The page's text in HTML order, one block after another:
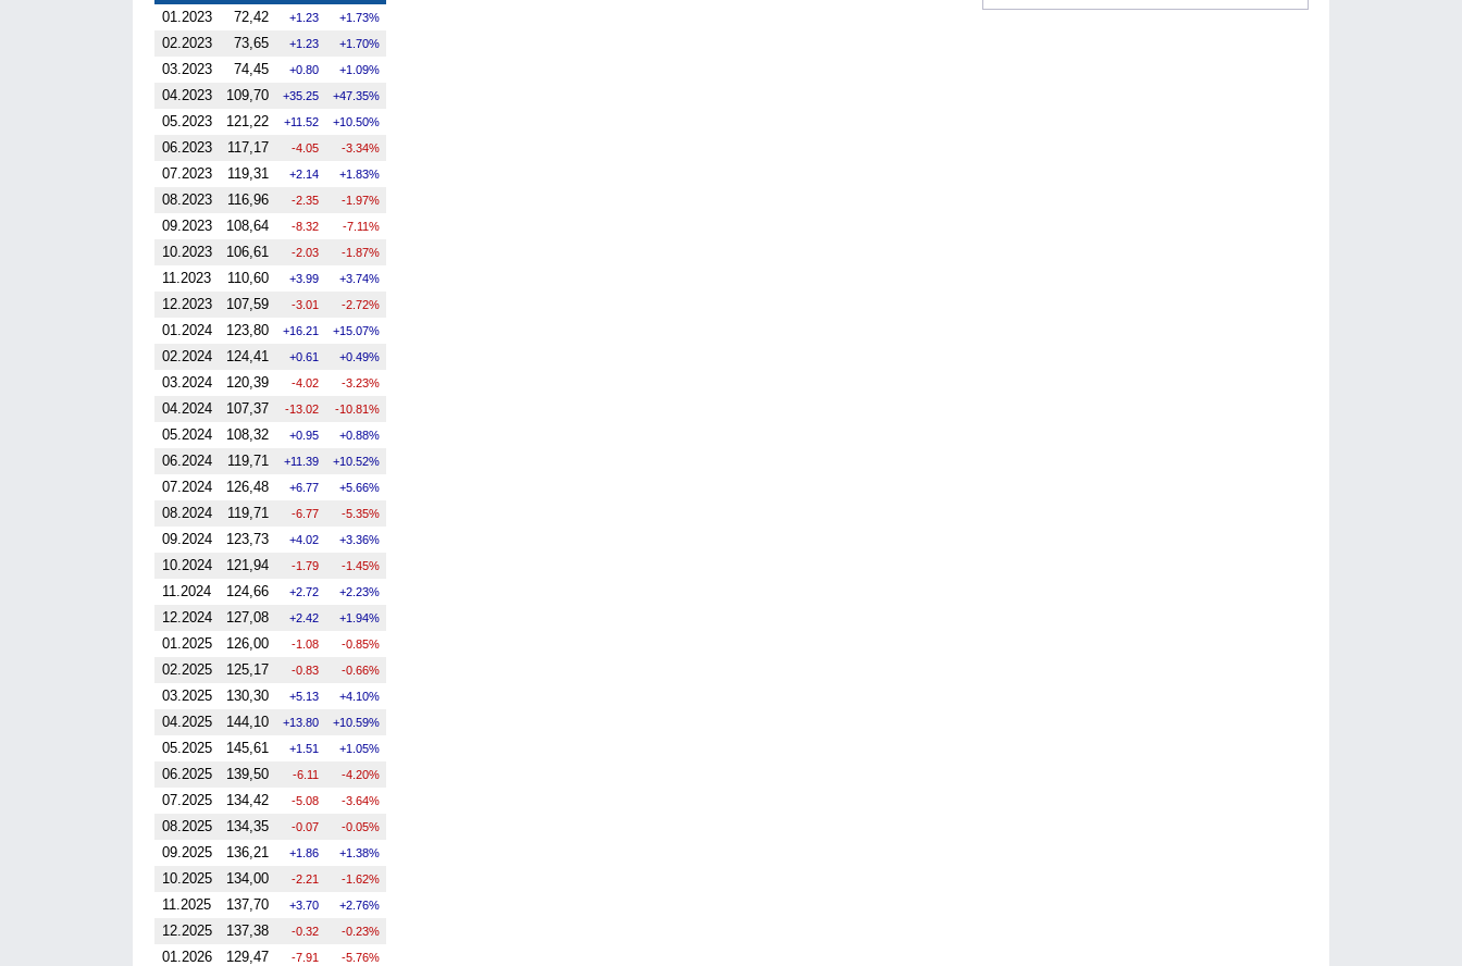
01.2023
72,42 1.23 1.73%
02.2023 73,65 1.23 1.70%
03.2023 74,45 0.80 1.09%
04.2023 109,70 35.25 47.35%
05.2023 121,22 11.52 10.50%
06.2023 117,17 -4.05 -3.34%
07.2023 119,31 2.14 1.83%
08.2023 116,96 -2.35 -1.97%
09.2023 108,64 -8.32 -7.11%
10.2023 106,61 -2.03 -1.87%
11.2023 110,60 3.99 3.74%
12.2023 107,59 -3.01 -2.72%
01.2024 123,80 16.21 15.07%
02.2024 124,41 0.61 0.49%
03.2024 120,39 -4.02 -3.23%
04.2024 107,37 -13.02 -10.81%
05.2024 108,32 0.95 0.88%
06.2024 119,71 11.39 10.52%
07.2024 126,48 6.77 5.66%
08.2024 119,71 -6.77 -5.35%
09.2024 123,73 4.02 3.36%
10.2024 121,94 -1.79 -1.45%
11.2024 124,66 2.72 2.23%
12.2024 127,08 2.42 1.94%
01.2025 126,00 -1.08 -0.85%
02.2025 125,17 -0.83 -0.66%
03.2025 130,30 5.13 4.10%
04.2025 144,10 13.80 10.59%
05.2025 145,61 1.51 1.05%
06.2025 139,50 -6.11 -4.20%
07.2025 134,42 -5.08 -3.64%
08.2025 134,35 -0.07 -0.05%
09.2025 136,21 1.86 1.38%
10.2025 134,00 -2.21 -1.62%
11.2025 137,70 3.70 2.76%
12.2025 137,38 -0.32 -0.23%
01.2026 129,47 -7.91 -5.76%